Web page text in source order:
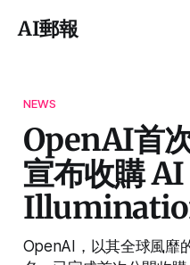
AI郵報
NEWS
OpenAI首
宣布收購
OpenAI，以其全球風靡